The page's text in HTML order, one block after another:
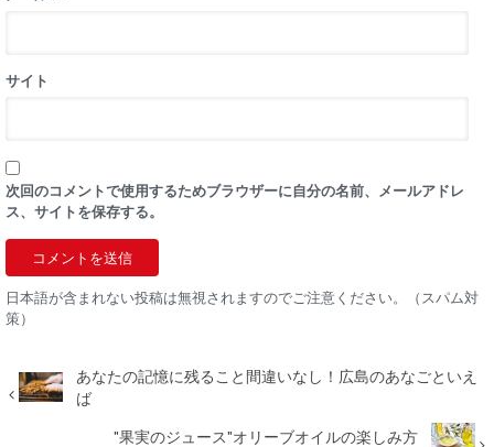
サイト
次回のコメントで使用するためブラウザーに自分の名前、メールアドレ
ス、サイトを保存する。
日本語が含まれない投稿は無視されますのでご注意ください。（スパム対
策）
あなたの記憶に残ること間違いなし！広島のあなごといえ
ば
"果実のジュース"オリーブオイルの楽しみ方